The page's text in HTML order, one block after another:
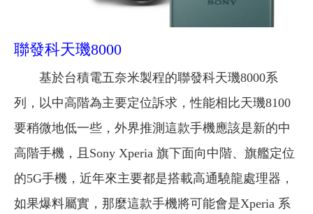
聯發科天璣8000
基於台積電五奈米製程的聯發科天璣8000系
列，以中高階為主要定位訴求，性能相比天璣8100
要稍微地低一些，外界推測這款手機應該是新的中
高階手機，且Sony Xperia 旗下面向中階、旗艦定位
的5G手機，近年來主要都是搭載高通驍龍處理器，
如果爆料屬實，那麼這款手機將可能會是Xperia 系